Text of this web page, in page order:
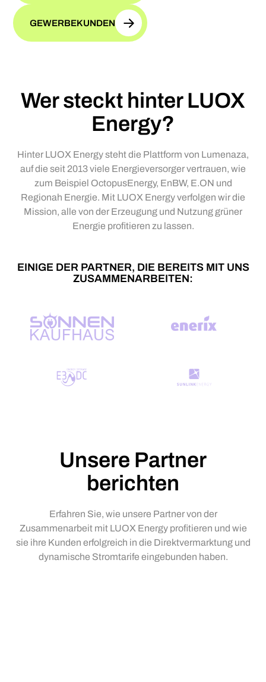
GEWERBEKUNDEN
Wer steckt hinter LUOX
Energy?
Hinter LUOX Energy steht die Plattform von Lumenaza,
auf die seit 2013 viele Energieversorger vertrauen, wie
zum Beispiel OctopusEnergy, EnBW, E.ON und
Regionah Energie. Mit LUOX Energy verfolgen wir die
Mission, alle von der Erzeugung und Nutzung grüner
Energie profitieren zu lassen.
EINIGE DER PARTNER, DIE BEREITS MIT UNS
ZUSAMMENARBEITEN:
Unsere Partner
berichten
Erfahren Sie, wie unsere Partner von der
Zusammenarbeit mit LUOX Energy profitieren und wie
sie ihre Kunden erfolgreich in die Direktvermarktung und
dynamische Stromtarife eingebunden haben.